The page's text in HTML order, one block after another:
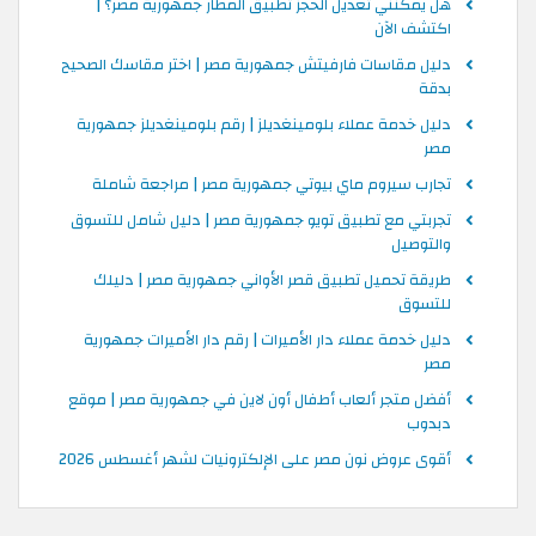
اكتشف الآن
دليل مقاسات فارفيتش جمهورية مصر | اختر مقاسك الصحيح
بدقة
دليل خدمة عملاء بلومينغديلز | رقم بلومينغديلز جمهورية
مصر
تجارب سيروم ماي بيوتي جمهورية مصر | مراجعة شاملة
تجربتي مع تطبيق تويو جمهورية مصر | دليل شامل للتسوق
والتوصيل
طريقة تحميل تطبيق قصر الأواني جمهورية مصر | دليلك
للتسوق
دليل خدمة عملاء دار الأميرات | رقم دار الأميرات جمهورية
مصر
أفضل متجر ألعاب أطفال أون لاين في جمهورية مصر | موقع
دبدوب
أقوى عروض نون مصر على الإلكترونيات لشهر أغسطس 2026